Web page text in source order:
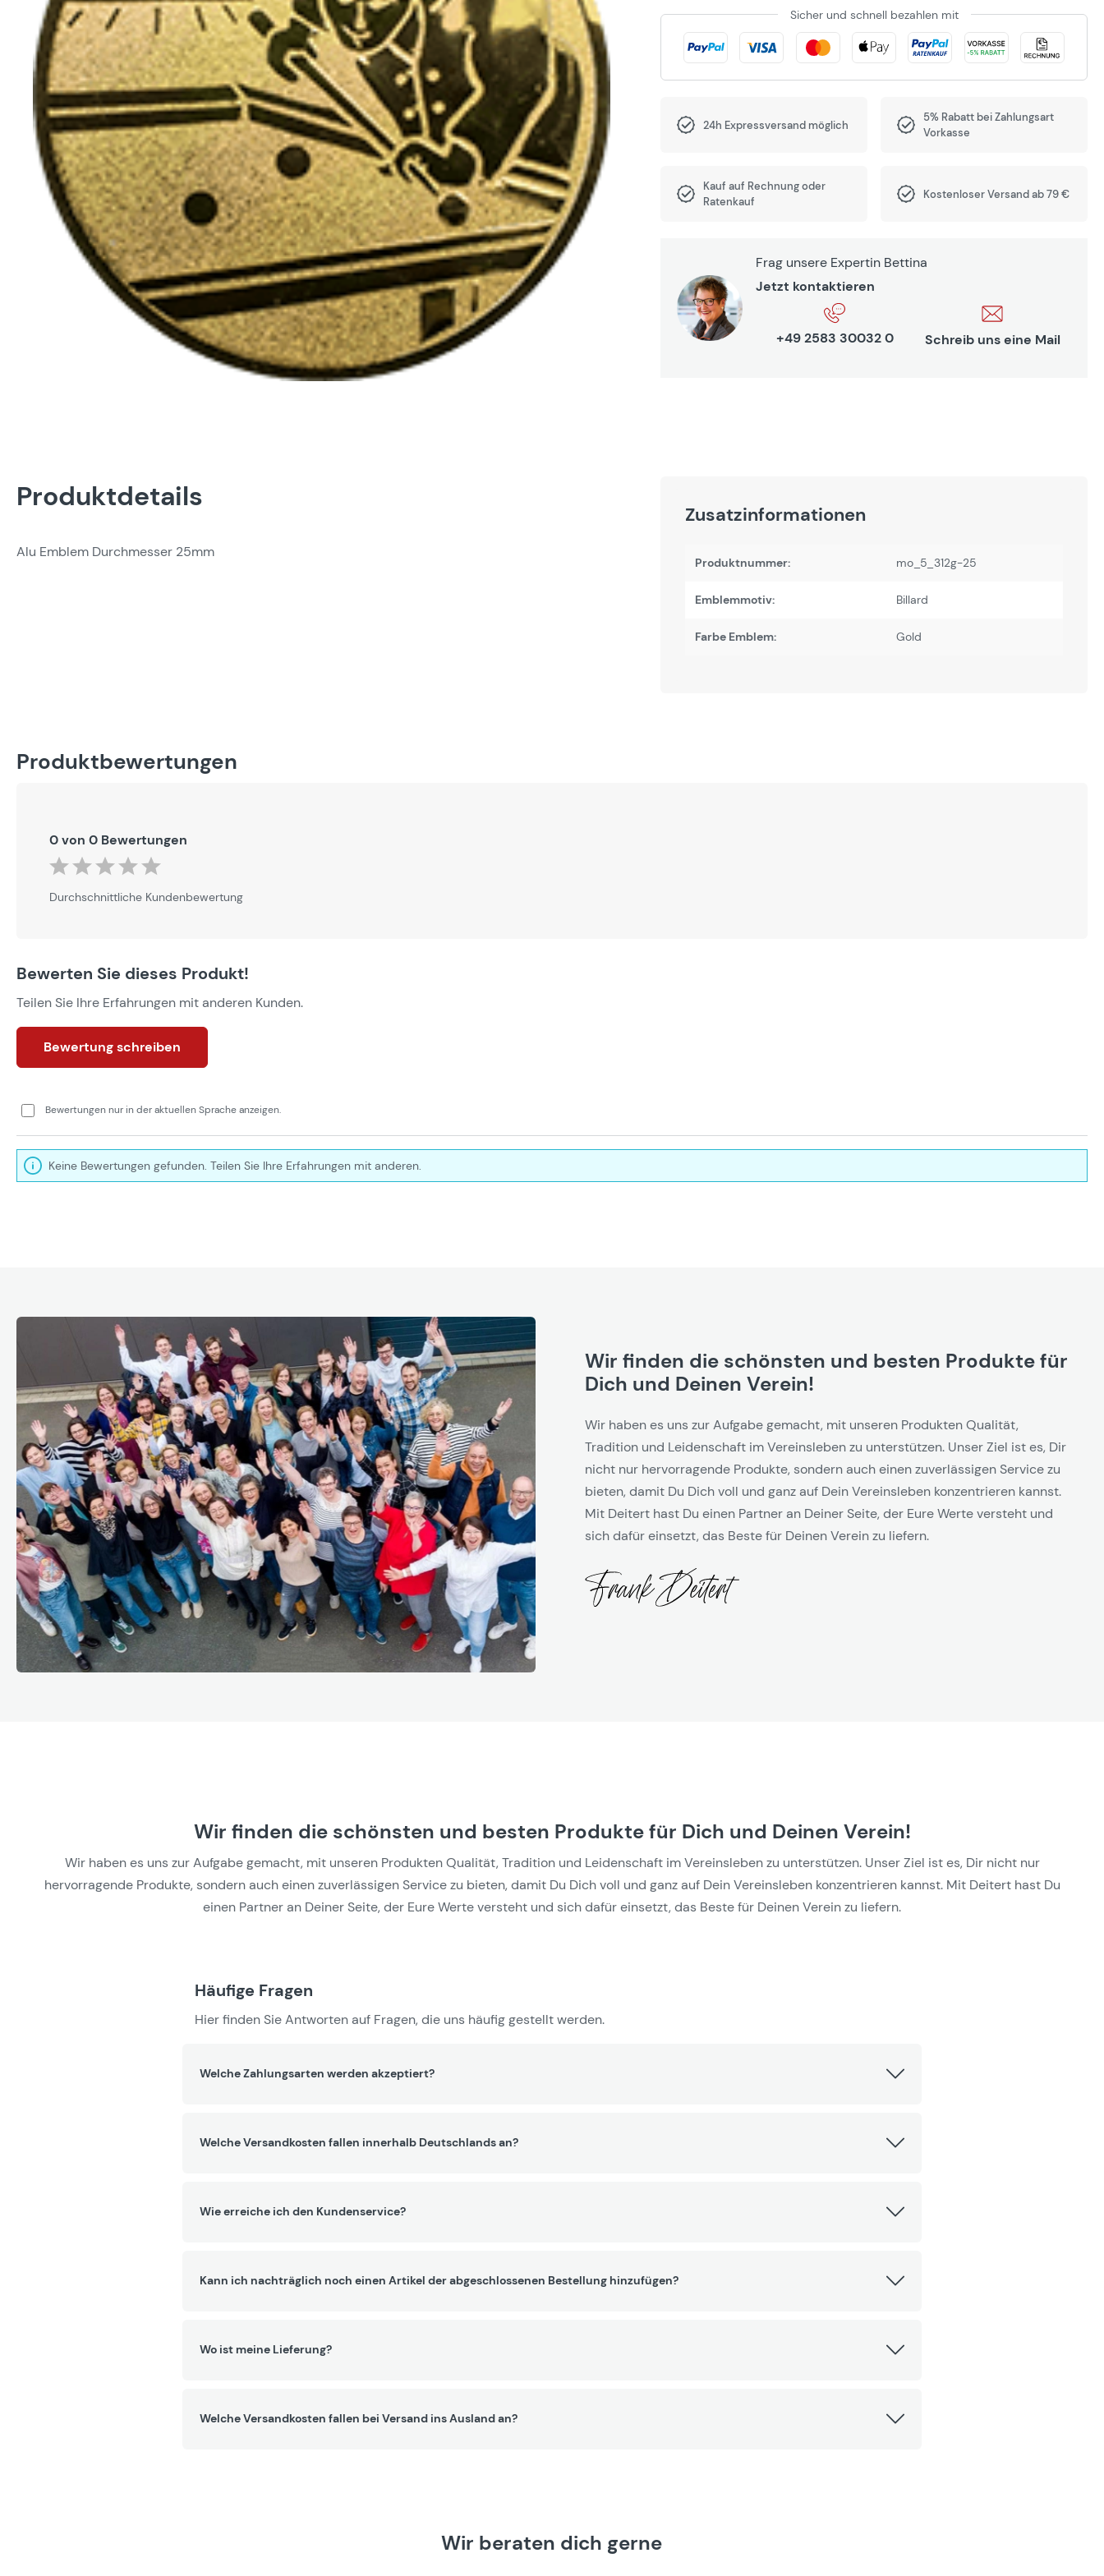
Sicher und schnell bezahlen mit
24h Expressversand möglich
5% Rabatt bei Zahlungsart
Vorkasse
Kauf auf Rechnung oder
Ratenkauf
Kostenloser Versand ab 79 €
Frag unsere Expertin Bettina
Jetzt kontaktieren
+49 2583 30032 0 Schreib uns eine Mail
Produktdetails
Alu Emblem Durchmesser 25mm
Zusatzinformationen
Produktnummer: mo_5_312g-25
Emblemmotiv: Billard
Farbe Emblem: Gold
Produktbewertungen
0 von 0 Bewertungen
Durchschnittliche Bewertung von 0 von 5 Sternen
Durchschnittliche Kundenbewertung
Bewerten Sie dieses Produkt!
Teilen Sie Ihre Erfahrungen mit anderen Kunden.
Bewertung schreiben
Bewertungen nur in der aktuellen Sprache anzeigen.
Keine Bewertungen gefunden. Teilen Sie Ihre Erfahrungen mit anderen.
Wir finden die schönsten und besten Produkte für
Dich und Deinen Verein!
Wir haben es uns zur Aufgabe gemacht, mit unseren Produkten Qualität,
Tradition und Leidenschaft im Vereinsleben zu unterstützen. Unser Ziel ist es, Dir
nicht nur hervorragende Produkte, sondern auch einen zuverlässigen Service zu
bieten, damit Du Dich voll und ganz auf Dein Vereinsleben konzentrieren kannst.
Mit Deitert hast Du einen Partner an Deiner Seite, der Eure Werte versteht und
sich dafür einsetzt, das Beste für Deinen Verein zu liefern.
Wir finden die schönsten und besten Produkte für Dich und Deinen Verein!
Wir haben es uns zur Aufgabe gemacht, mit unseren Produkten Qualität, Tradition und Leidenschaft im Vereinsleben zu unterstützen. Unser Ziel ist es, Dir nicht nur
hervorragende Produkte, sondern auch einen zuverlässigen Service zu bieten, damit Du Dich voll und ganz auf Dein Vereinsleben konzentrieren kannst. Mit Deitert hast Du
einen Partner an Deiner Seite, der Eure Werte versteht und sich dafür einsetzt, das Beste für Deinen Verein zu liefern.
Häufige Fragen
Hier finden Sie Antworten auf Fragen, die uns häufig gestellt werden.
Welche Zahlungsarten werden akzeptiert?
Welche Versandkosten fallen innerhalb Deutschlands an?
Wie erreiche ich den Kundenservice?
Kann ich nachträglich noch einen Artikel der abgeschlossenen Bestellung hinzufügen?
Wo ist meine Lieferung?
Welche Versandkosten fallen bei Versand ins Ausland an?
Wir beraten dich gerne